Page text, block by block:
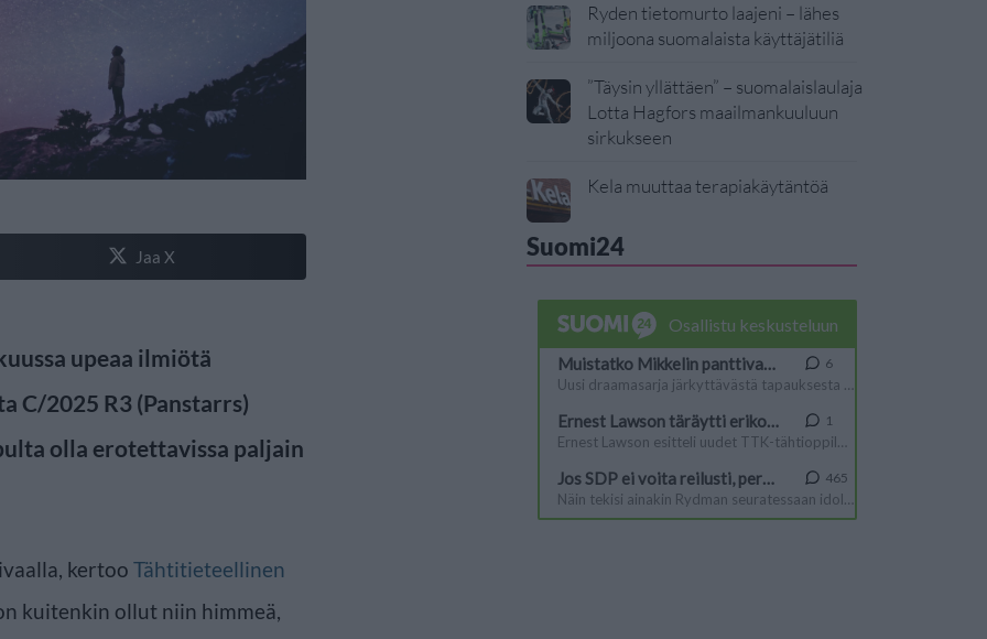
Jaa X
upeaa ilmiötä
C/2025 R3 (Panstarrs)
olla erotettavissa paljain
kertoo Tähtitieteellinen
kuitenkin ollut niin himmeä,
Ryden tietomurto laajeni – lähes
miljoona suomalaista käyttäjätiliä
”Täysin yllättäen” – suomalaislaulaja
Lotta Hagfors maailmankuuluun
sirkukseen
Kela muuttaa terapiakäytäntöä
Suomi24